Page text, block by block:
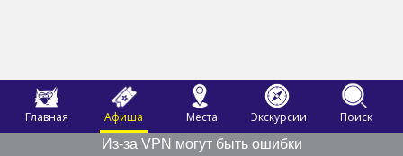
Главная Афиша Места Экскурсии
Поиск
Из-за VPN могут быть ошибки